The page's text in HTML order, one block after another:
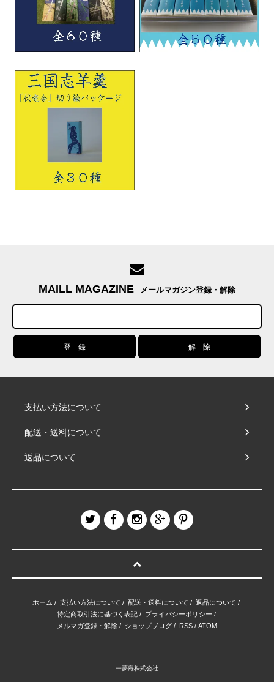
MAILL MAGAZINE メールマガジン登録・解除
支払い方法について
配送・送料について
返品について
ホーム / 支払い方法について / 配送・送料について / 返品について /
特定商取引法に基づく表記/ プライバシーポリシー /
メルマガ登録・解除 / ショップブログ / RSS / ATOM
一夢庵株式会社